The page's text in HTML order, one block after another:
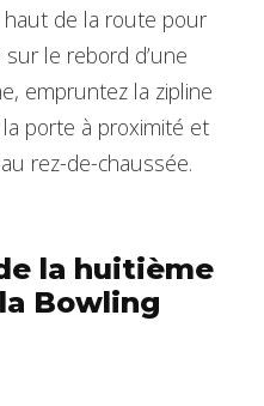
haut de la route pour
le rebord d’une
empruntez la zipline
porte à proximité et
rez-de-chaussée.
la huitième
Bowling